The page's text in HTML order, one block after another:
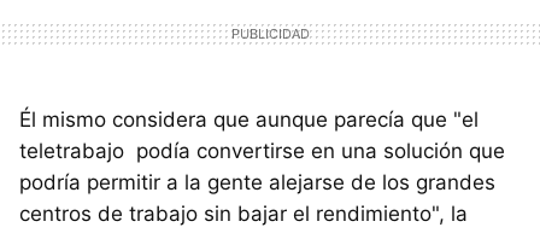
Él mismo considera que aunque parecía que "el
teletrabajo podía convertirse en una solución que
podría permitir a la gente alejarse de los grandes
centros de trabajo sin bajar el rendimiento", la